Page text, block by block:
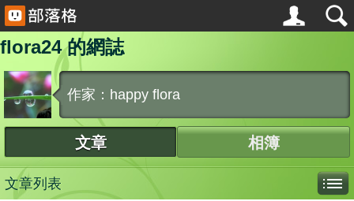
flora24 的網誌
作家：happy flora
文章 相簿
文章列表